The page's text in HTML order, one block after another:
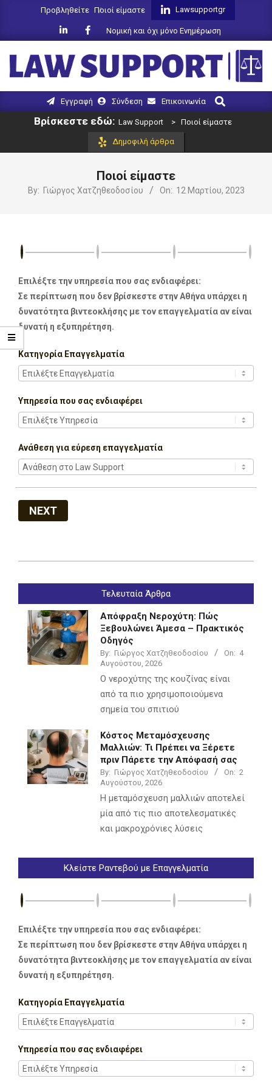
Προβληθείτε Ποιοί είμαστε Lawsupportgr
Νομική και όχι μόνο Ενημέρωση
LAW
SUPPORT
Navigation
Εγγραφή Σύνδεση Επικοινωνία
Search
Βρίσκεστε εδώ: Law Support > Ποιοί είμαστε
Δημοφιλή άρθρα
Ποιοί είμαστε
By: Γιώργος Χατζηθεοδοσίου On: 12 Μαρτίου, 2023
Επιλέξτε την υπηρεσία που σας ενδιαφέρει:
Σε περίπτωση που δεν βρίσκεστε στην Αθήνα υπάρχει η
δυνατότητα βιντεοκλήσης με τον επαγγελματία αν είναι
δυνατή η εξυπηρέτηση.
Κατηγορία Επαγγελματία
Υπηρεσία που σας ενδιαφέρει
Ανάθεση για εύρεση επαγγελματία
NEXT
03-
Τελευταία Άρθρα
Απόφραξη Νεροχύτη: Πώς
Ξεβουλώνει Άμεσα – Πρακτικός
Οδηγός
By: Γιώργος Χατζηθεοδοσίου On: 4
Αυγούστου, 2026
Ο νεροχύτης της κουζίνας είναι
από τα πιο χρησιμοποιούμενα
σημεία του σπιτιού
Κόστος Μεταμόσχευσης
Μαλλιών: Τι Πρέπει να Ξέρετε
πριν Πάρετε την Απόφασή σας
By: Γιώργος Χατζηθεοδοσίου On: 2
Αυγούστου, 2026
Η μεταμόσχευση μαλλιών αποτελεί
μία από τις πιο αποτελεσματικές
και μακροχρόνιες λύσεις
Κλείστε Ραντεβού με Επαγγελματία
Επιλέξτε την υπηρεσία που σας ενδιαφέρει:
Σε περίπτωση που δεν βρίσκεστε στην Αθήνα υπάρχει η
δυνατότητα βιντεοκλήσης με τον επαγγελματία αν είναι
δυνατή η εξυπηρέτηση.
Κατηγορία Επαγγελματία
Υπηρεσία που σας ενδιαφέρει